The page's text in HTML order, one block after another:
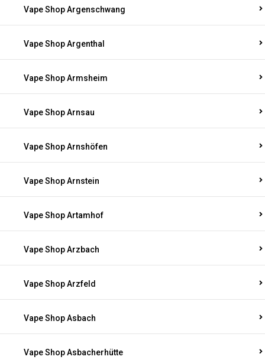
Vape Shop Argenschwang
Vape Shop Argenthal
Vape Shop Armsheim
Vape Shop Arnsau
Vape Shop Arnshöfen
Vape Shop Arnstein
Vape Shop Artamhof
Vape Shop Arzbach
Vape Shop Arzfeld
Vape Shop Asbach
Vape Shop Asbacherhütte